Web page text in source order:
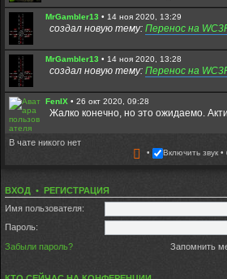
MrGambler13 • 14 ноя 2020, 13:29
создал новую тему: Перенос на
MrGambler13 • 14 ноя 2020, 13:28
создал новую тему: Перенос на
FenIX • 26 окт 2020, 09:28
Жалко конечно, но это ожидаемо.
Diazz0229 24 окт 2020, 16:31
Форум скоро закроется. Заходите в
Fuzure• 28 авг 2020, 21:02
Всем игрокам которые до сих пор
помнит меня - Fuzure. Всегда играл
Tradus•
Вы пробовали ники содержащие
В чате никого нет
Включить звук
ВХОД • РЕГИСТРАЦИЯ
Имя пользователя:
Пароль:
Забыли пароль?
Запомнить